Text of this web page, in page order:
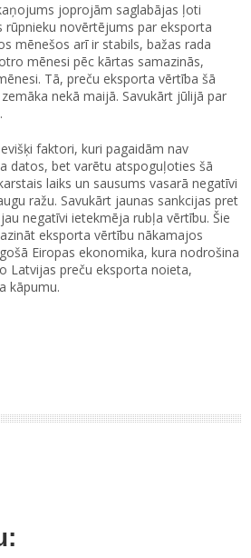
joprojām saglabājas ļoti
rūpnieku novērtējums par eksporta
mēnešos arī ir stabils, bažas rada
mēnesi pēc kārtas samazinās,
Tā, preču eksporta vērtība šā
nekā maijā. Savukārt jūlijā par
faktori, kuri pagaidām nav
datos, bet varētu atspoguļoties šā
laiks un sausums vasarā negatīvi
ražu. Savukārt jaunas sankcijas pret
negatīvi ietekmēja rubļa vērtību. Šie
eksporta vērtību nākamajos
Eiropas ekonomika, kura nodrošina
Latvijas preču eksporta noieta,
kāpumu.